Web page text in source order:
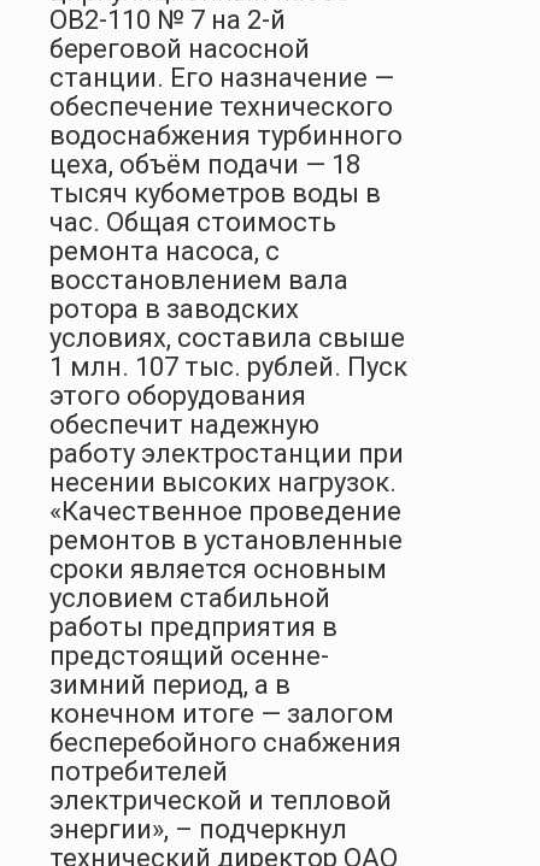
ОВ2-110 № 7 на 2-й
береговой насосной
станции. Его назначение —
обеспечение технического
водоснабжения турбинного
цеха, объём подачи — 18
тысяч кубометров воды в
час. Общая стоимость
ремонта насоса, с
восстановлением вала
ротора в заводских
условиях, составила свыше
1 млн. 107 тыс. рублей. Пуск
этого оборудования
обеспечит надежную
работу электростанции при
несении высоких нагрузок.
«Качественное проведение
ремонтов в установленные
сроки является основным
условием стабильной
работы предприятия в
предстоящий осенне-
зимний период, а в
конечном итоге — залогом
бесперебойного снабжения
потребителей
электрической и тепловой
энергии», – подчеркнул
технический директор ОАО